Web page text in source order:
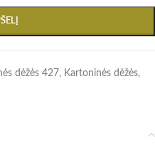
dėžės 427, Kartoninės dėžės,